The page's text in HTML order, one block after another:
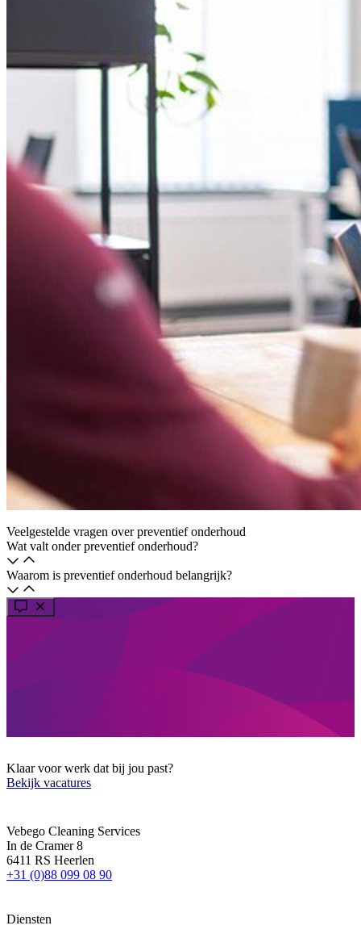
Veelgestelde vragen over preventief onderhoud
Wat valt onder preventief onderhoud?
Waarom is preventief onderhoud belangrijk?
Klaar voor werk dat bij jou past?
Bekijk vacatures
Vebego Cleaning Services
In de Cramer 8
6411 RS Heerlen
+31 (0)88 099 08 90
Diensten